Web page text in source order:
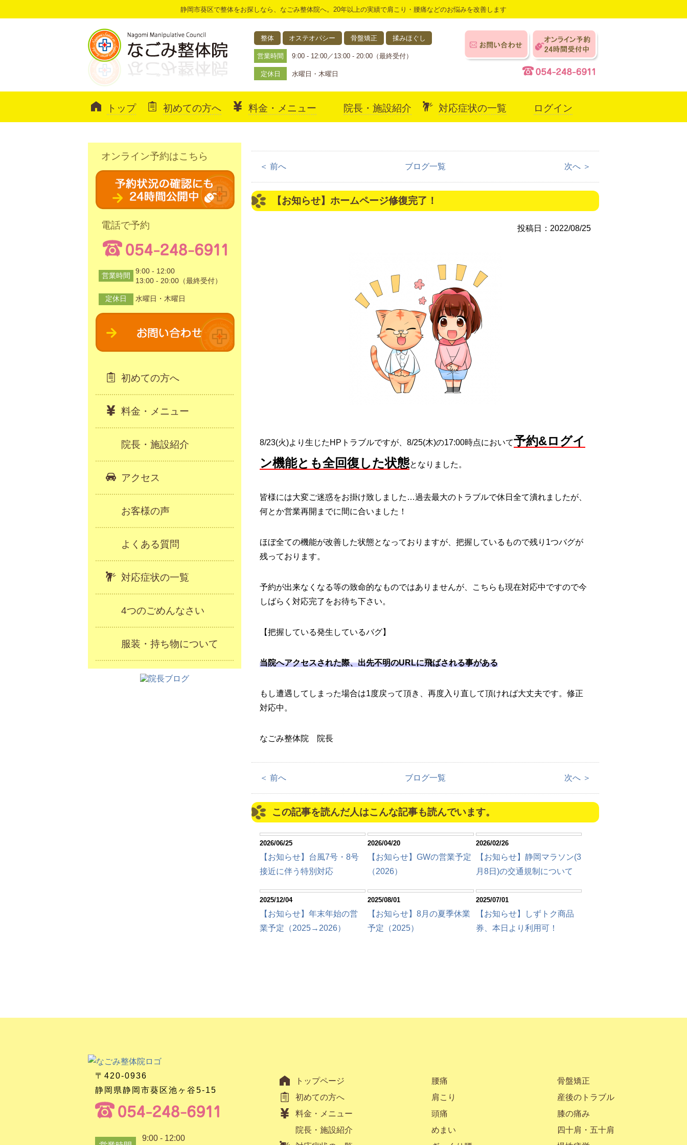
静岡市葵区で整体をお探しなら、なごみ整体院へ。20年以上の実績で肩こり・腰痛などのお悩みを改善します
整体 オステオパシー 骨盤矯正 揉みほぐし
営業時間 9:00 - 12:00／13:00 - 20:00（最終受付）
定休日 水曜日・木曜日
トップ 初めての方へ 料金・メニュー 院長・施設紹介 対応症状の一覧 ログイン
＜ 前へ ブログ一覧 次へ ＞
【お知らせ】ホームページ修復完了！
投稿日：2022/08/25
8/23(火)より生じたHPトラブルですが、8/25(木)の17:00時点において予約&ログイ
ン機能とも全回復した状態となりました。
皆様には大変ご迷惑をお掛け致しました…過去最大のトラブルで休日全て潰れましたが、
何とか営業再開までに間に合いました！
ほぼ全ての機能が改善した状態となっておりますが、把握しているもので残り1つバグが
残っております。
予約が出来なくなる等の致命的なものではありませんが、こちらも現在対応中ですので今
しばらく対応完了をお待ち下さい。
【把握している発生しているバグ】
当院へアクセスされた際、出先不明のURLに飛ばされる事がある
もし遭遇してしまった場合は1度戻って頂き、再度入り直して頂ければ大丈夫です。修正
対応中。
なごみ整体院 院長
＜ 前へ ブログ一覧 次へ ＞
この記事を読んだ人はこんな記事も読んでいます。
2026/06/25
【お知らせ】台風7号・8号
接近に伴う特別対応
2026/04/20
【お知らせ】GWの営業予定
（2026）
2026/02/26
【お知らせ】静岡マラソン(3
月8日)の交通規制について
2025/12/04
【お知らせ】年末年始の営
業予定（2025→2026）
2025/08/01
【お知らせ】8月の夏季休業
予定（2025）
2025/07/01
【お知らせ】しずトク商品
券、本日より利用可！
オンライン予約はこちら
電話で予約
営業時間
9:00 - 12:00
13:00 - 20:00（最終受付）
定休日 水曜日・木曜日
初めての方へ
料金・メニュー
院長・施設紹介
アクセス
お客様の声
よくある質問
対応症状の一覧
4つのごめんなさい
服装・持ち物について
〒420-0936
静岡県静岡市葵区池ヶ谷5-15
9:00 - 12:00
トップページ
初めての方へ
料金・メニュー
院長・施設紹介
腰痛
肩こり
頭痛
めまい
骨盤矯正
産後のトラブル
膝の痛み
四十肩・五十肩